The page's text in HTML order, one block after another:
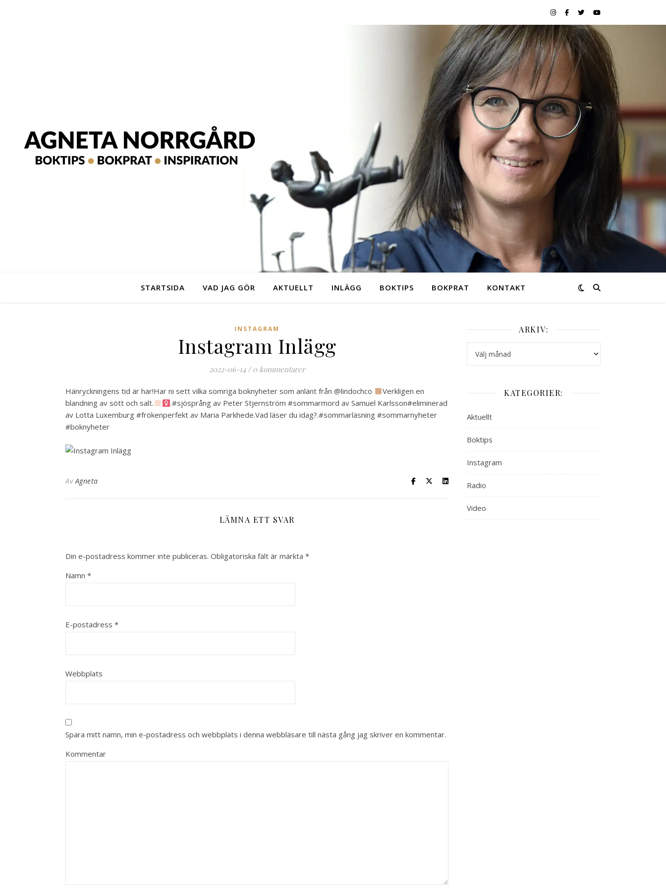
STARTSIDA VAD JAG GÖR AKTUELLT INLÄGG BOKTIPS BOKPRAT KONTAKT
INSTAGRAM
Instagram Inlägg
2022-06-14 / 0 kommentarer
Hänryckningens tid är här!Har ni sett vilka somriga boknyheter som anlänt från @lindochco
Verkligen en
blandning av sött och salt.
.#sjösprång av Peter Stjernström #sommarmord av Samuel Karlsson#eliminerad
av Lotta Luxemburg #frökenperfekt av Maria Parkhede.Vad läser du idag?.#sommarläsning #sommarnyheter
#boknyheter
AvAgneta
LÄMNA ETT SVAR
Din e-postadress kommer inte publiceras. Obligatoriska fält är märkta *
Namn *
E-postadress *
Webbplats
Spara mitt namn, min e-postadress och webbplats i denna webbläsare till nästa gång jag skriver en kommentar.
Kommentar
ARKIV:
KATEGORIER:
Aktuellt
Boktips
Instagram
Radio
Video